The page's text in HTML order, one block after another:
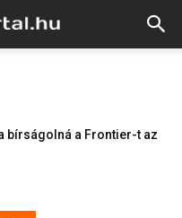
bírságolná a Frontier-t az